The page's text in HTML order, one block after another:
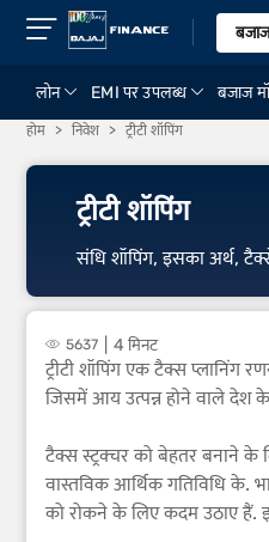
लोन EMI पर उपलब्ध बजाज
होम निवेश ट्रीटी शॉपिंग
ट्रीटी शॉपिंग
संधि शॉपिंग, इसका अर्थ,
5637 4 मिनट
ट्रीटी शॉपिंग एक टैक्स
जिसमें आय उत्पन्न होने वाले देश
टैक्स स्ट्रक्चर को बेहतर बनाने के
वास्तविक आर्थिक गतिविधि के.
को रोकने के लिए कदम उठाए हैं.